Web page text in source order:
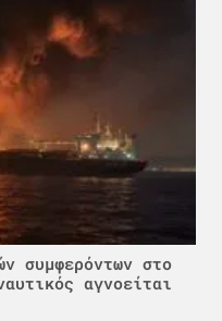
συμφερόντων στο
αγνοείται